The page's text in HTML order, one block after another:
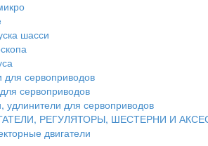
шасси
для сервоприводов
сервоприводов
удлинители для сервоприводов
РЕГУЛЯТОРЫ, ШЕСТЕРНИ И
двигатели